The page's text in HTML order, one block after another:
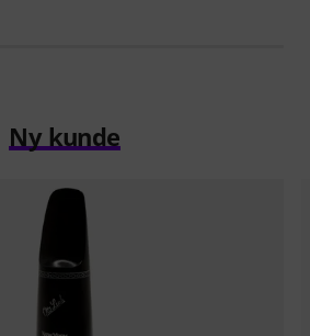
Ny kunde